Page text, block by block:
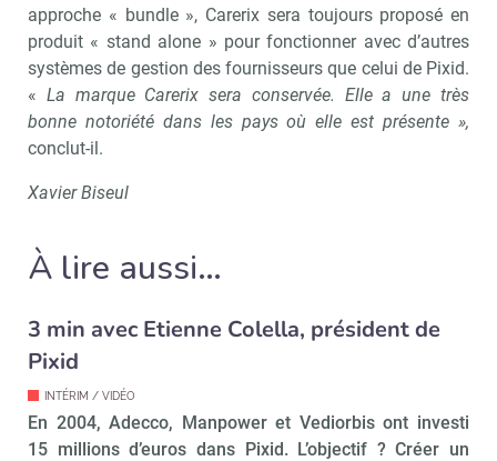
approche « bundle », Carerix sera toujours proposé en
produit « stand alone » pour fonctionner avec d’autres
systèmes de gestion des fournisseurs que celui de Pixid.
« La marque Carerix sera conservée. Elle a une très
bonne notoriété dans les pays où elle est présente »,
conclut-il.
Xavier Biseul
À lire aussi…
3 min avec Etienne Colella, président de
Pixid
INTÉRIM / VIDÉO
En 2004, Adecco, Manpower et Vediorbis ont investi
15 millions d’euros dans Pixid. L’objectif ? Créer un
Recevoir RH Matin Abonnez-
!
tard